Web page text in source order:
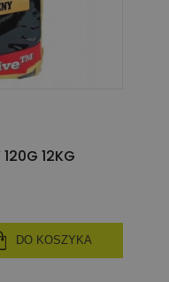
12KG
DO KOSZYKA